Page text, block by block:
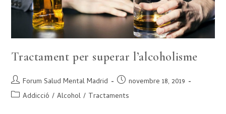
Tractament per superar l’alcoholisme
Forum Salud Mental Madrid
novembre 18, 2019
Addicció / Alcohol / Tractaments